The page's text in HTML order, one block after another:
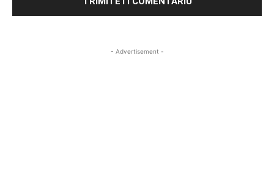
- Advertisement -